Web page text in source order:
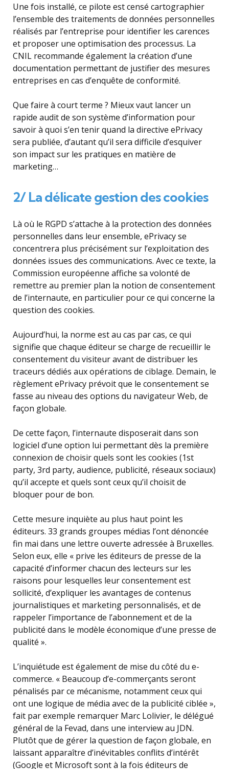
Une fois installé, ce pilote est censé cartographier
l’ensemble des traitements de données personnelles
réalisés par l’entreprise pour identifier les carences
et proposer une optimisation des processus. La
CNIL recommande également la création d’une
documentation permettant de justifier des mesures
entreprises en cas d’enquête de conformité.
Que faire à court terme ? Mieux vaut lancer un
rapide audit de son système d’information pour
savoir à quoi s’en tenir quand la directive ePrivacy
sera publiée, d’autant qu’il sera difficile d’esquiver
son impact sur les pratiques en matière de
marketing…
2/ La délicate gestion des cookies
Là où le RGPD s’attache à la protection des données
personnelles dans leur ensemble, ePrivacy se
concentrera plus précisément sur l’exploitation des
données issues des communications. Avec ce texte, la
Commission européenne affiche sa volonté de
remettre au premier plan la notion de consentement
de l’internaute, en particulier pour ce qui concerne la
question des cookies.
Aujourd’hui, la norme est au cas par cas, ce qui
signifie que chaque éditeur se charge de recueillir le
consentement du visiteur avant de distribuer les
traceurs dédiés aux opérations de ciblage. Demain, le
règlement ePrivacy prévoit que le consentement se
fasse au niveau des options du navigateur Web, de
façon globale.
De cette façon, l’internaute disposerait dans son
logiciel d’une option lui permettant dès la première
connexion de choisir quels sont les cookies (1st
party, 3rd party, audience, publicité, réseaux sociaux)
qu’il accepte et quels sont ceux qu’il choisit de
bloquer pour de bon.
Cette mesure inquiète au plus haut point les
éditeurs. 33 grands groupes médias l’ont dénoncée
fin mai dans une lettre ouverte adressée à Bruxelles.
Selon eux, elle « prive les éditeurs de presse de la
capacité d’informer chacun des lecteurs sur les
raisons pour lesquelles leur consentement est
sollicité, d’expliquer les avantages de contenus
journalistiques et marketing personnalisés, et de
rappeler l’importance de l’abonnement et de la
publicité dans le modèle économique d’une presse de
qualité ».
L’inquiétude est également de mise du côté du e-
commerce. « Beaucoup d’e-commerçants seront
pénalisés par ce mécanisme, notamment ceux qui
ont une logique de média avec de la publicité ciblée »,
fait par exemple remarquer Marc Lolivier, le délégué
général de la Fevad, dans une interview au JDN.
Plutôt que de gérer la question de façon globale, en
laissant apparaître d’inévitables conflits d’intérêt
(Google et Microsoft sont à la fois éditeurs de